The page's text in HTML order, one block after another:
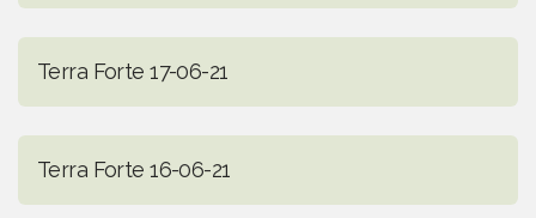
Terra Forte 17-06-21
Terra Forte 16-06-21